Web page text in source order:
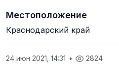
Местоположение
Краснодарский край
24 июн 2021, 14:31 • 2824